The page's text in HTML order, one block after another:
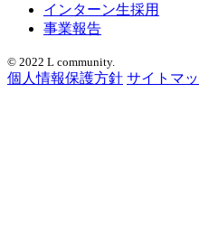
インターン生採用
事業報告
© 2022 L community.
個人情報保護方針 サイトマ